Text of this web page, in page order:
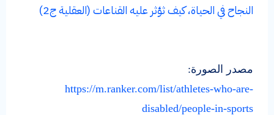
النجاح في الحياة، كيف ثؤثر عليه القناعات (العقلية ج2)
مصدر الصورة:
https://m.ranker.com/list/athletes-who-are-
disabled/people-in-sports